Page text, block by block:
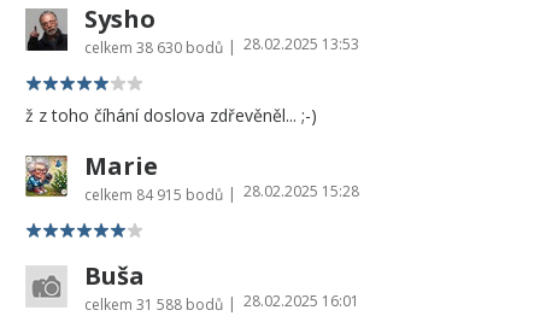
Sysho
celkem 38 630 bodů | 28.02.2025 13:53
ž z toho číhání doslova zdřevěněl... ;-)
Marie
celkem 84 915 bodů | 28.02.2025 15:28
Buša
celkem 31 588 bodů | 28.02.2025 16:01